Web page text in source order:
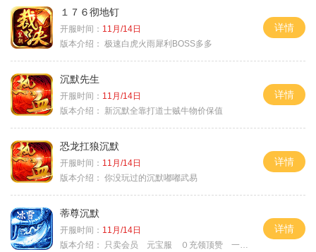
１７６彻地钉
开服时间： 11月/14日
版本介绍： 极速白虎火雨犀利BOSS多多
详情
沉默先生
开服时间： 11月/14日
版本介绍：
新沉默全靠打道士贼牛物价保值
详情
恐龙扛狼沉默
开服时间： 11月/14日
版本介绍： 你没玩过的沉默嘟嘟武易
详情
蒂尊沉默
开服时间： 11月/14日
版本介绍：
只卖会员 元宝服 ０充领顶赞 一切靠打
详情